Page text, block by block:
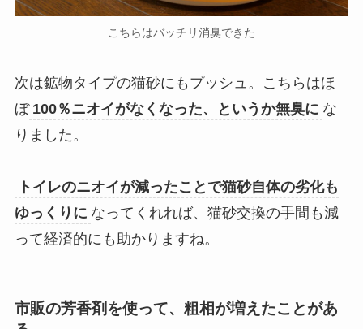
こちらはバッチリ消臭できた
次は鉱物タイプの猫砂にもプッシュ。こちらはほ
ぼ 100％ニオイがなくなった、というか無臭に な
りました。
トイレのニオイが減ったことで猫砂自体の劣化も
ゆっくりに なってくれれば、猫砂交換の手間も減
って経済的にも助かりますね。
市販の芳香剤を使って、粗相が増えたことがあ